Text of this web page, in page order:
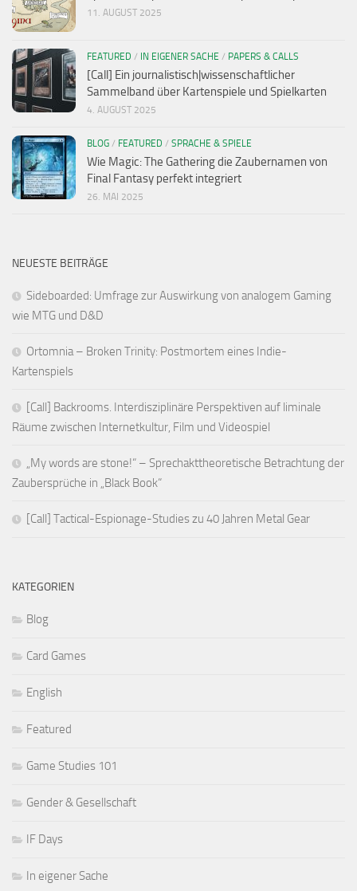
11. AUGUST 2025
FEATURED / IN EIGENER SACHE / PAPERS & CALLS
[Call] Ein journalistisch|wissenschaftlicher
Sammelband über Kartenspiele und Spielkarten
4. AUGUST 2025
BLOG / FEATURED / SPRACHE & SPIELE
Wie Magic: The Gathering die Zaubernamen von
Final Fantasy perfekt integriert
26. MAI 2025
NEUESTE BEITRÄGE
Sideboarded: Umfrage zur Auswirkung von analogem Gaming
wie MTG und D&D
Ortomnia – Broken Trinity: Postmortem eines Indie-
Kartenspiels
[Call] Backrooms. Interdisziplinäre Perspektiven auf liminale
Räume zwischen Internetkultur, Film und Videospiel
„My words are stone!“ – Sprechakttheoretische Betrachtung der
Zaubersprüche in „Black Book“
[Call] Tactical-Espionage-Studies zu 40 Jahren Metal Gear
KATEGORIEN
Blog
Card Games
English
Featured
Game Studies 101
Gender & Gesellschaft
IF Days
In eigener Sache